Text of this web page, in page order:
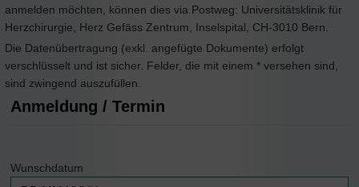
anmelden möchten, können dies via Postweg: Universitätsklinik für
Herzchirurgie, Herz Gefäss Zentrum, Inselspital, CH-3010 Bern.
Die Datenübertragung (exkl. angefügte Dokumente) erfolgt
verschlüsselt und ist sicher. Felder, die mit einem * versehen sind,
sind zwingend auszufüllen.
Anmeldung / Termin
Wunschdatum